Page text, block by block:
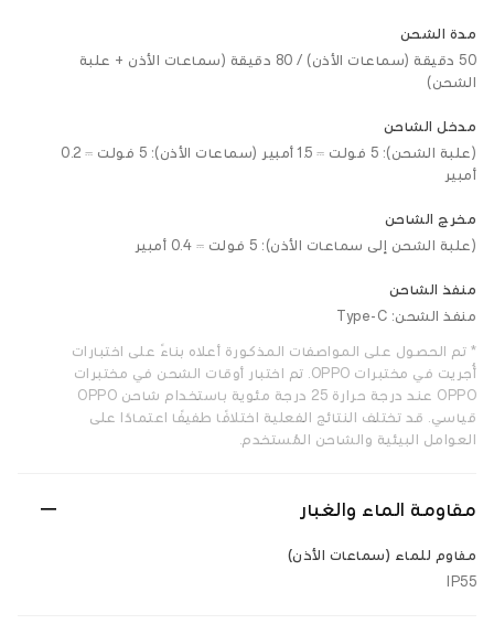
مدة الشحن
50 دقيقة (سماعات الأذن) / 80 دقيقة (سماعات الأذن + علبة
الشحن)
مدخل الشاحن
(علبة الشحن): 5 فولت ⎓ 1.5 أمبير (سماعات الأذن): 5 فولت ⎓ 0.2
أمبير
مخرج الشاحن
(علبة الشحن إلى سماعات الأذن): 5 فولت ⎓ 0.4 أمبير
منفذ الشاحن
منفذ الشحن: Type-C
* تم الحصول على المواصفات المذكورة أعلاه بناءً على اختبارات
أُجريت في مختبرات OPPO. تم اختبار أوقات الشحن في مختبرات
OPPO عند درجة حرارة 25 درجة مئوية باستخدام شاحن OPPO
قياسي. قد تختلف النتائج الفعلية اختلافًا طفيفًا اعتمادًا على
العوامل البيئية والشاحن المُستخدم.
مقاومة الماء والغبار
مقاوم للماء (سماعات الأذن)
IP55